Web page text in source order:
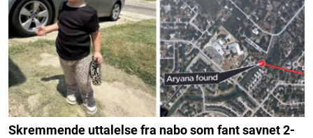
Skremmende uttalelse fra nabo som fant savnet 2-